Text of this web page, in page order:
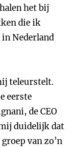
het bij
die ik
Nederland
teleurstelt.
eerste
de CEO
duidelijk dat
van zo’n